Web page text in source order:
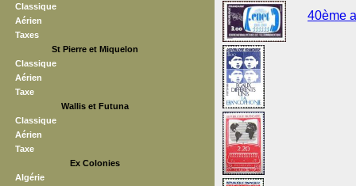
Classique
Aérien
Taxes
St Pierre et Miquelon
Classique
Aérien
Taxe
Wallis et Futuna
Classique
Aérien
Taxe
Ex Colonies
Algérie
40ème